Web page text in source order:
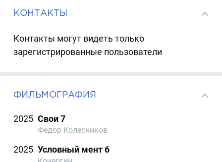
КОНТАКТЫ
Контакты могут видеть только
зарегистрированные пользователи
ФИЛЬМОГРАФИЯ
2025 Свои 7
Федор Колесников
2025 Условный мент 6